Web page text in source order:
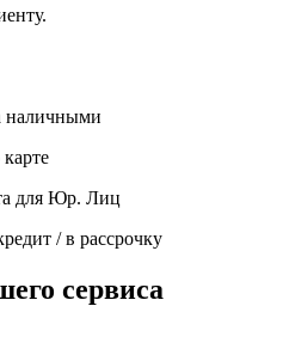
наличными
для Юр. Лиц
/ в рассрочку
сервиса